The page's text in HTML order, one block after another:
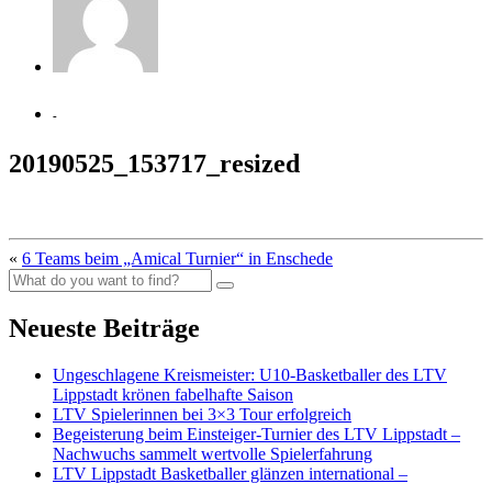
-
20190525_153717_resized
« 6 Teams beim „Amical Turnier“ in Enschede
Neueste Beiträge
Ungeschlagene Kreismeister: U10-Basketballer des LTV
Lippstadt krönen fabelhafte Saison
LTV Spielerinnen bei 3×3 Tour erfolgreich
Begeisterung beim Einsteiger-Turnier des LTV Lippstadt –
Nachwuchs sammelt wertvolle Spielerfahrung
LTV Lippstadt Basketballer glänzen international –